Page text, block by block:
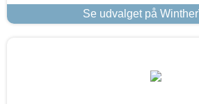
Se udvalget på